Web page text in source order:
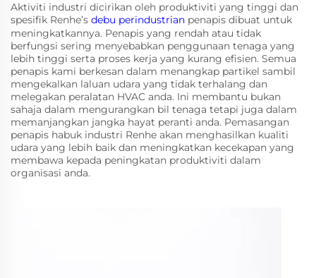
Aktiviti industri dicirikan oleh produktiviti yang tinggi dan
spesifik Renhe’s debu perindustrian penapis dibuat untuk
meningkatkannya. Penapis yang rendah atau tidak
berfungsi sering menyebabkan penggunaan tenaga yang
lebih tinggi serta proses kerja yang kurang efisien. Semua
penapis kami berkesan dalam menangkap partikel sambil
mengekalkan laluan udara yang tidak terhalang dan
melegakan peralatan HVAC anda. Ini membantu bukan
sahaja dalam mengurangkan bil tenaga tetapi juga dalam
memanjangkan jangka hayat peranti anda. Pemasangan
penapis habuk industri Renhe akan menghasilkan kualiti
udara yang lebih baik dan meningkatkan kecekapan yang
membawa kepada peningkatan produktiviti dalam
organisasi anda.